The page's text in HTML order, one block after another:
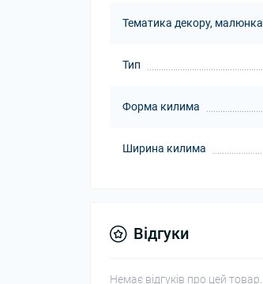
Тематика декору, малюнка
Тип
Форма килима
Ширина килима
Відгуки
Немає відгуків про цей товар.